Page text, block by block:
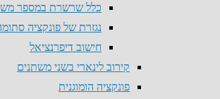
כלל שרשרת במספר
נגזרת של פונקציה
חישוב דיפרנציאל
קירוב לינארי בשני משתנים
פונקציה הומוגנית